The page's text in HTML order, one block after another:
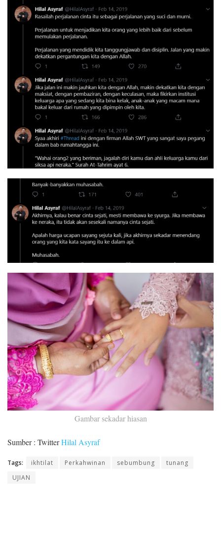
Gambar sekadar hiasan
Sumber : TwitterHilal Asyraf
Tags: ikhtilat Perkahwinan sebumbung
tunang
UJIAN